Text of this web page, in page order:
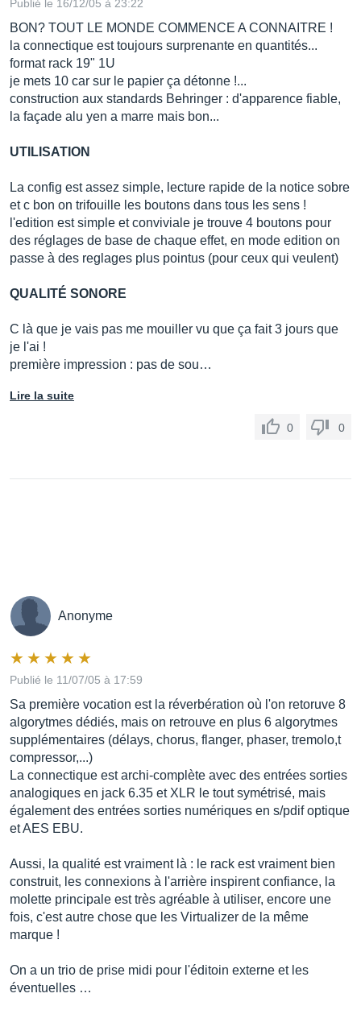
Publié le 16/12/05 à 23:22
BON? TOUT LE MONDE COMMENCE A CONNAITRE !
la connectique est toujours surprenante en quantités...
format rack 19" 1U
je mets 10 car sur le papier ça détonne !...
construction aux standards Behringer : d'apparence fiable,
la façade alu yen a marre mais bon...
UTILISATION
La config est assez simple, lecture rapide de la notice sobre
et c bon on trifouille les boutons dans tous les sens !
l'edition est simple et conviviale je trouve 4 boutons pour
des réglages de base de chaque effet, en mode edition on
passe à des reglages plus pointus (pour ceux qui veulent)
QUALITÉ SONORE
C là que je vais pas me mouiller vu que ça fait 3 jours que
je l'ai !
première impression : pas de sou…
Lire la suite
0 0
Anonyme
Publié le 11/07/05 à 17:59
Sa première vocation est la réverbération où l'on retoruve 8
algorytmes dédiés, mais on retrouve en plus 6 algorytmes
supplémentaires (délays, chorus, flanger, phaser, tremolo,t
compressor,...)
La connectique est archi-complète avec des entrées sorties
analogiques en jack 6.35 et XLR le tout symétrisé, mais
également des entrées sorties numériques en s/pdif optique
et AES EBU.
Aussi, la qualité est vraiment là : le rack est vraiment bien
construit, les connexions à l'arrière inspirent confiance, la
molette principale est très agréable à utiliser, encore une
fois, c'est autre chose que les Virtualizer de la même
marque !
On a un trio de prise midi pour l'éditoin externe et les
éventuelles …